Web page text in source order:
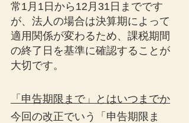
常1月1日から12月31日までです
が、法人の場合は決算期によって
適用関係が変わるため、課税期間
の終了日を基準に確認することが
大切です。
「申告期限まで」とはいつまでか
今回の改正でいう「申告期限ま